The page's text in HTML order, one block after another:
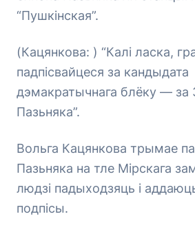
“Пушкінская”.
(Кацянкова: ) “Калі ласка,
падпісвайцеся за кандыдата
дэмакратычнага блёку — за
Пазьняка”.
Вольга Кацянкова трымае
Пазьняка на тле Мірскага
людзі падыходзяць і
подпісы.